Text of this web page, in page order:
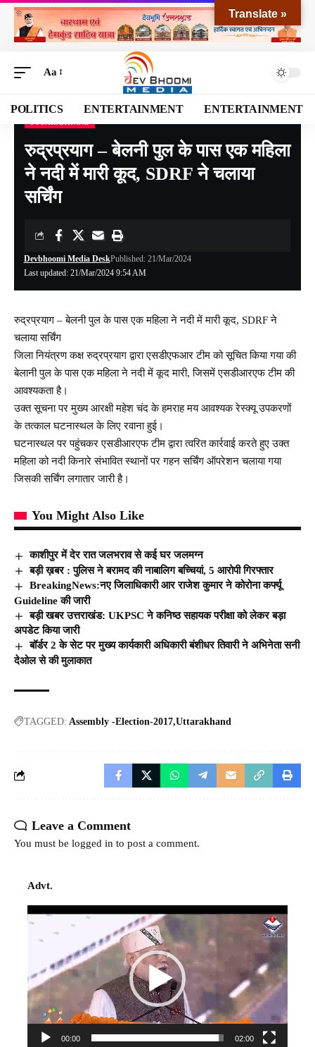
Aa
POLITICS ENTERTAINMENT ENTERTAINMENT
Devbhoomi Media> >NATIONAL>UTTARAKHAND>रुद्रप्रयाग – बेलनी पुल के पास एक महिला ने नदी में मारी कूद, SDRF ने चलाया सर्चिंग
रुद्रप्रयाग – बेलनी पुल के पास एक महिला
ने नदी में मारी कूद, SDRF ने चलाया
सर्चिंग
Last updated: 21/Mar/2024 9:54 AM
Devbhoomi Media DeskPublished: 21/Mar/2024
रुद्रप्रयाग – बेलनी पुल के पास एक महिला ने नदी में मारी कूद, SDRF ने
चलाया सर्चिंग
जिला नियंत्रण कक्ष रुद्रप्रयाग द्वारा एसडीएफआर टीम को सूचित किया गया की
बेलानी पुल के पास एक महिला ने नदी में कूद मारी, जिसमें एसडीआरएफ टीम की
आवश्यकता है।
उक्त सूचना पर मुख्य आरक्षी महेश चंद के हमराह मय आवश्यक रेस्क्यू उपकरणों
के तत्काल घटनास्थल के लिए रवाना हुई।
घटनास्थल पर पहुंचकर एसडीआरएफ टीम द्वारा त्वरित कार्रवाई करते हुए उक्त
महिला को नदी किनारे संभावित स्थानों पर गहन सर्चिंग ऑपरेशन चलाया गया
जिसकी सर्चिंग लगातार जारी है।
You Might Also Like
काशीपुर में देर रात जलभराव से कई घर जलमग्न
बड़ी ख़बर : पुलिस ने बरामद की नाबालिग बच्चियां, 5 आरोपी गिरफ्तार
BreakingNews:नए जिलाधिकारी आर राजेश कुमार ने कोरोना कर्फ्यू
Guideline की जारी
बड़ी खबर उत्तराखंड: UKPSC ने कनिष्ठ सहायक परीक्षा को लेकर बड़ा
अपडेट किया जारी
बॉर्डर 2 के सेट पर मुख्य कार्यकारी अधिकारी बंशीधर तिवारी ने अभिनेता सनी
देओल से की मुलाकात
TAGGED: Assembly -Election-2017 Uttarakhand
Leave a Comment
You must be logged in to post a comment.
Advt.
Video
00:00 02:00
Translate »